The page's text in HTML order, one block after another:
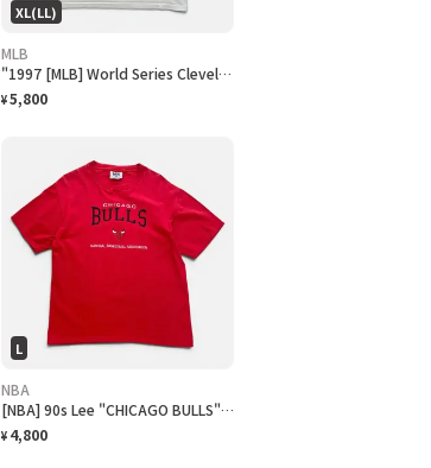
XL(LL)
MLB
"1997 [MLB] World Series Cleveland Indians vs Florida Marlins" T-Shirt [XL]
¥5,800
L
NBA
[NBA] 90s Lee "CHICAGO BULLS" embroidered Logo T-Shirt シカゴブルズ Tシャツ [L]
¥ 4,800